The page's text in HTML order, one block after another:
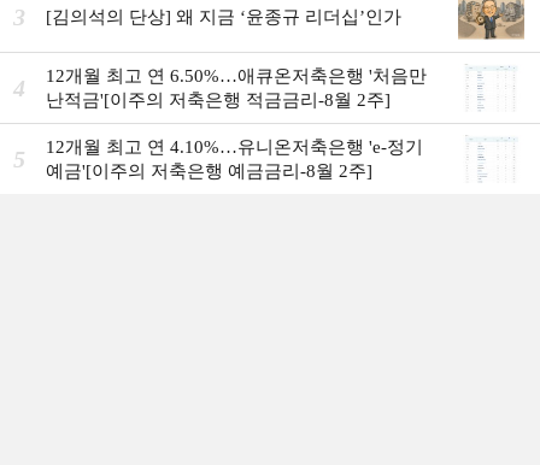
3 [김의석의 단상] 왜 지금 ‘윤종규 리더십’인가
4
12개월 최고 연 6.50%…애큐온저축은행 '처음만
난적금'[이주의 저축은행 적금금리-8월 2주]
5
12개월 최고 연 4.10%…유니온저축은행 'e-정기
예금'[이주의 저축은행 예금금리-8월 2주]